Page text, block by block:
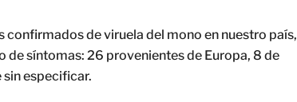
confirmados de viruela del mono en nuestro país,
de síntomas: 26 provenientes de Europa, 8 de
sin especificar.